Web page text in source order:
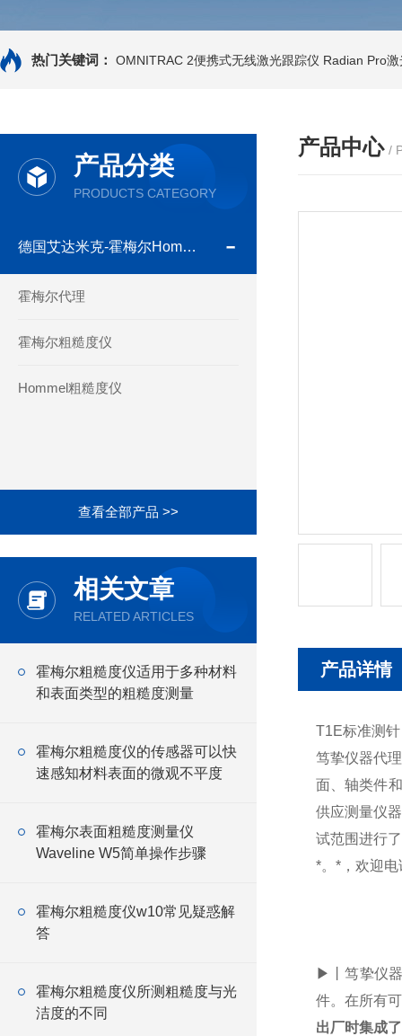
热门关键词： OMNITRAC 2便携式无线激光跟踪仪 Radian Pro
产品分类
PRODUCTS CATEGORY
德国艾达米克-霍梅尔Hommel
霍梅尔代理
霍梅尔粗糙度仪
Hommel粗糙度仪
查看全部产品 >>
相关文章
RELATED ARTICLES
霍梅尔粗糙度仪适用于多种材料
和表面类型的粗糙度测量
霍梅尔粗糙度仪的传感器可以快
速感知材料表面的微观不平度
霍梅尔表面粗糙度测量仪
Waveline W5简单操作步骤
霍梅尔粗糙度仪w10常见疑惑解
答
霍梅尔粗糙度仪所测粗糙度与光
洁度的不同
产品中心 /
产品详情
T1E标准测
笃挚仪器代
面、轴类件
供应测量仪
试范围进行
*。*，欢迎电
▶丨笃挚仪
件。在所有
出厂时集成